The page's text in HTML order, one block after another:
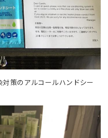
策のアルコールハンドシー